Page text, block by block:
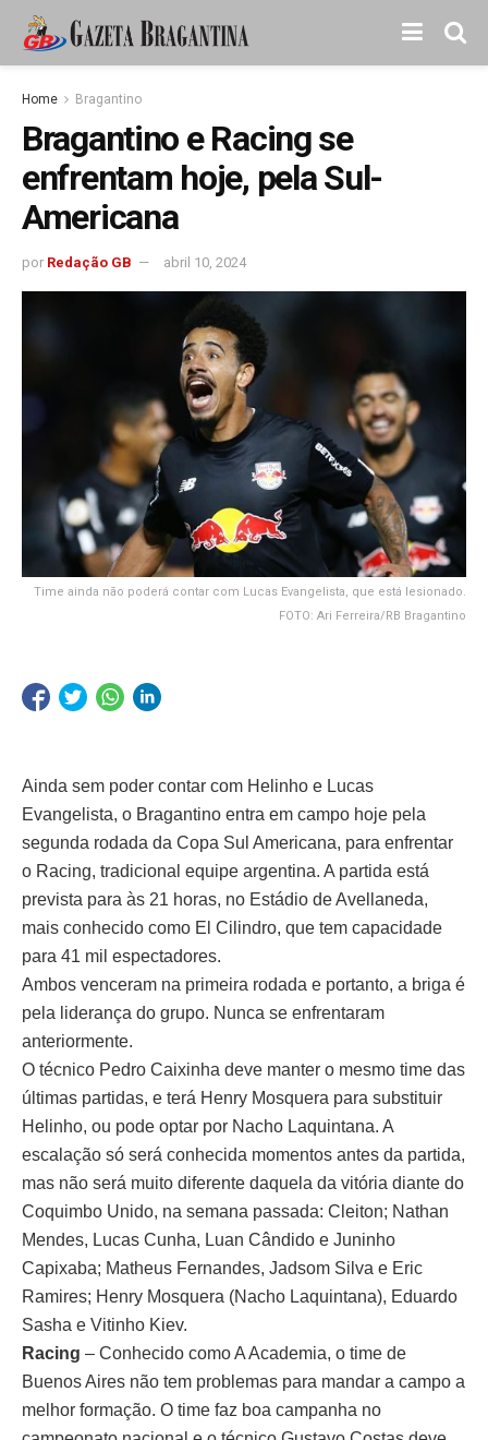
Home Bragantino
Bragantino e Racing se
enfrentam hoje, pela Sul-
Americana
por Redação GB abril 10, 2024
Time ainda não poderá contar com Lucas Evangelista, que está lesionado.
FOTO: Ari Ferreira/RB Bragantino
Ainda sem poder contar com Helinho e Lucas
Evangelista, o Bragantino entra em campo hoje pela
segunda rodada da Copa Sul Americana, para enfrentar
o Racing, tradicional equipe argentina. A partida está
prevista para às 21 horas, no Estádio de Avellaneda,
mais conhecido como El Cilindro, que tem capacidade
para 41 mil espectadores.
Ambos venceram na primeira rodada e portanto, a briga é
pela liderança do grupo. Nunca se enfrentaram
anteriormente.
O técnico Pedro Caixinha deve manter o mesmo time das
últimas partidas, e terá Henry Mosquera para substituir
Helinho, ou pode optar por Nacho Laquintana. A
escalação só será conhecida momentos antes da partida,
mas não será muito diferente daquela da vitória diante do
Coquimbo Unido, na semana passada: Cleiton; Nathan
Mendes, Lucas Cunha, Luan Cândido e Juninho
Capixaba; Matheus Fernandes, Jadsom Silva e Eric
Ramires; Henry Mosquera (Nacho Laquintana), Eduardo
Sasha e Vitinho Kiev.
Racing – Conhecido como A Academia, o time de
Buenos Aires não tem problemas para mandar a campo a
melhor formação. O time faz boa campanha no